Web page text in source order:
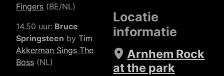
Fingers (BE/NL)
14.50 uur: Bruce
Springsteen by Tim
Akkerman Sings The
Boss (NL)
Locatie
informatie
Arnhem Rock
at the park